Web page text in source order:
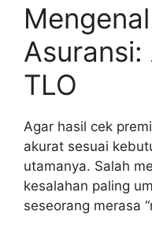
Asuransi:
TLO
Agar hasil cek
akurat sesuai
utamanya. Salah
kesalahan paling
seseorang merasa